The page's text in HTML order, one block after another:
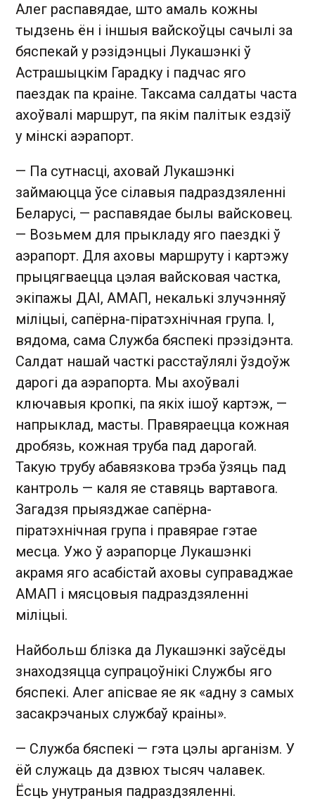
Алег распавядае, што амаль кожны
тыдзень ён і іншыя вайскоўцы сачылі за
бяспекай у рэзідэнцыі Лукашэнкі ў
Астрашыцкім Гарадку і падчас яго
паездак па краіне. Таксама салдаты часта
ахоўвалі маршрут, па якім палітык ездзіў
у мінскі аэрапорт.
— Па сутнасці, аховай Лукашэнкі
займаюцца ўсе сілавыя падраздзяленні
Беларусі, — распавядае былы вайсковец.
— Возьмем для прыкладу яго паездкі ў
аэрапорт. Для аховы маршруту і картэжу
прыцягваецца цэлая вайсковая частка,
экіпажы ДАІ, АМАП, некалькі злучэнняў
міліцыі, сапёрна-піратэхнічная група. І,
вядома, сама Служба бяспекі прэзідэнта.
Салдат нашай часткі расстаўлялі ўздоўж
дарогі да аэрапорта. Мы ахоўвалі
ключавыя кропкі, па якіх ішоў картэж, —
напрыклад, масты. Правяраецца кожная
дробязь, кожная труба пад дарогай.
Такую трубу абавязкова трэба ўзяць пад
кантроль — каля яе ставяць вартавога.
Загадзя прыязджае сапёрна-
піратэхнічная група і правярае гэтае
месца. Ужо ў аэрапорце Лукашэнкі
акрамя яго асабістай аховы суправаджае
АМАП і мясцовыя падраздзяленні
міліцыі.
Найбольш блізка да Лукашэнкі заўсёды
знаходзяцца супрацоўнікі Службы яго
бяспекі. Алег апісвае яе як «адну з самых
засакрэчаных службаў краіны».
— Служба бяспекі — гэта цэлы арганізм. У
ёй служаць да дзвюх тысяч чалавек.
Ёсць унутраныя падраздзяленні.